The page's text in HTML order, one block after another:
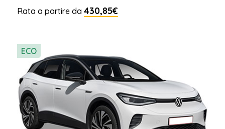
Rata a partire da430,85€
ECO